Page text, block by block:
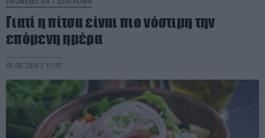
Γιατί η πίτσα είναι πιο νόστιμη την
επόμενη ημέρα
05.08.2026 | 11:01